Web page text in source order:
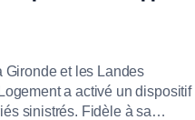
et les Landes
a activé un dispositif
sinistrés. Fidèle à sa